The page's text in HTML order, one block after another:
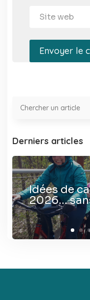
Envoyer le
Derniers articles
Idées de
2026…